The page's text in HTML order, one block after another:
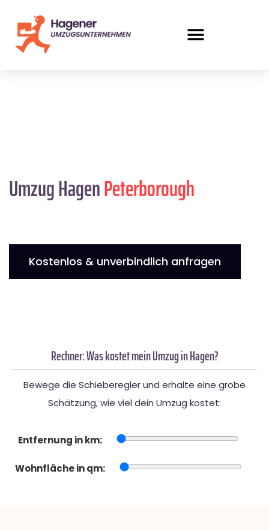
Umzug HagenPeterborough
Kostenlos & unverbindlich anfragen
Rechner: Was kostet mein Umzug in Hagen?
Bewege die Schieberegler und erhalte eine grobe
Schätzung, wie viel dein Umzug kostet:
Entfernung in km:
Wohnfläche in qm: